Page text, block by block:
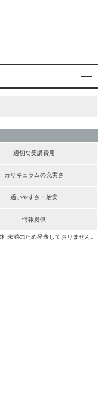
適切な受講費用
カリキュラムの充実さ
通いやすさ・治安
情報提供
未満のため発表しておりません。